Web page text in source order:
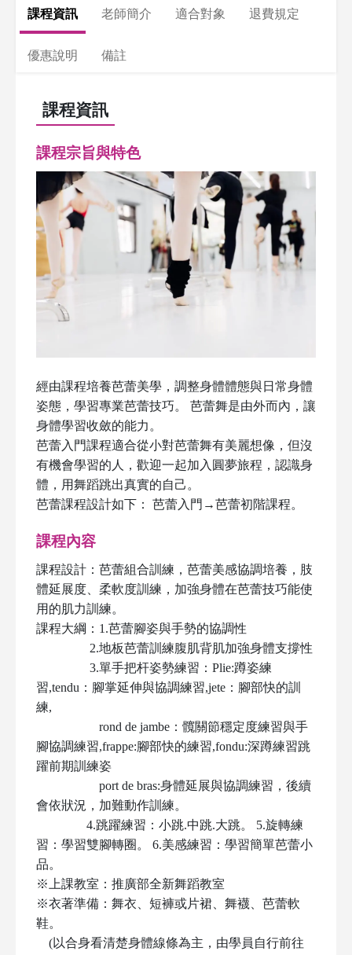
課程資訊 老師簡介 適合對象 退費規定
優惠說明 備註
課程資訊
課程宗旨與特色
經由課程培養芭蕾美學，調整身體體態與日常身體
姿態，學習專業芭蕾技巧。 芭蕾舞是由外而內，讓
身體學習收斂的能力。
芭蕾入門課程適合從小對芭蕾舞有美麗想像，但沒
有機會學習的人，歡迎一起加入圓夢旅程，認識身
體，用舞蹈跳出真實的自己。
芭蕾課程設計如下： 芭蕾入門→芭蕾初階課程。
課程內容
課程設計：芭蕾組合訓練，芭蕾美感協調培養，肢
體延展度、柔軟度訓練，加強身體在芭蕾技巧能使
用的肌力訓練。
課程大綱：1.芭蕾腳姿與手勢的協調性
2.地板芭蕾訓練腹肌背肌加強身體支撐性
3.單手把杆姿勢練習：Plie:蹲姿練
習,tendu：腳掌延伸與協調練習,jete：腳部快的訓
練,
rond de jambe：髖關節穩定度練習與手
腳協調練習,frappe:腳部快的練習,fondu:深蹲練習跳
躍前期訓練姿
port de bras:身體延展與協調練習，後續
會依狀況，加難動作訓練。
4.跳躍練習：小跳.中跳.大跳。 5.旋轉練
習：學習雙腳轉圈。 6.美感練習：學習簡單芭蕾小
品。
※上課教室：推廣部全新舞蹈教室
※衣著準備：舞衣、短褲或片裙、舞襪、芭蕾軟
鞋。
(以合身看清楚身體線條為主，由學員自行前往